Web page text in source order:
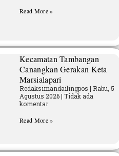
Read More »
Kecamatan Tambangan
Canangkan Gerakan Keta
Marsialapari
Redaksimandailingpos Rabu, 5
Agustus 2026 Tidak ada
komentar
Read More »